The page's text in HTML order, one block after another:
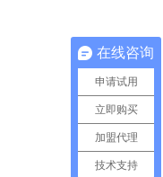
在线咨询
申请试用
立即购买
加盟代理
技术支持